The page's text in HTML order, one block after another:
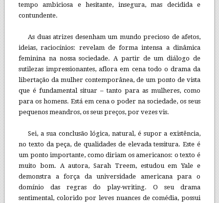
tempo ambiciosa e hesitante, insegura, mas decidida e
contundente.
As duas atrizes desenham um mundo precioso de afetos,
ideias, raciocínios: revelam de forma intensa a dinâmica
feminina na nossa sociedade. A partir de um diálogo de
sutilezas impressionantes, aflora em cena todo o drama da
libertação da mulher contemporânea, de um ponto de vista
que é fundamental situar – tanto para as mulheres, como
para os homens. Está em cena o poder na sociedade, os seus
pequenos meandros, os seus preços, por vezes vis.
Sei, a sua conclusão lógica, natural, é supor a existência,
no texto da peça, de qualidades de elevada tessitura. Este é
um ponto importante, como diriam os americanos: o texto é
muito bom. A autora, Sarah Treem, estudou em Yale e
demonstra a força da universidade americana para o
domínio das regras do play-writing. O seu drama
sentimental, colorido por leves nuances de comédia, possui